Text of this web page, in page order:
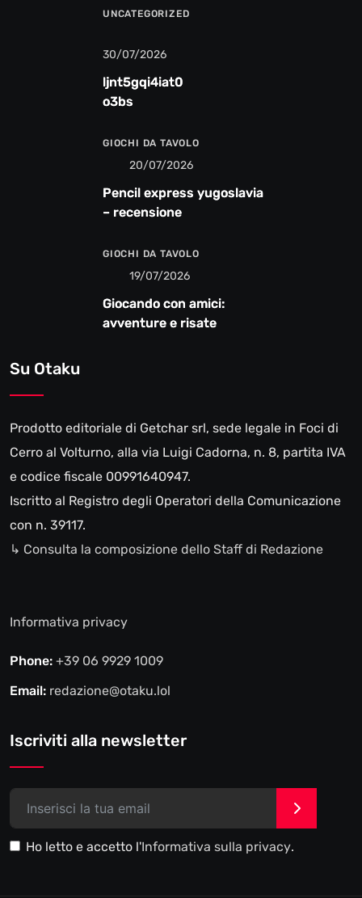
UNCATEGORIZED
30/07/2026
ljnt5gqi4iat0
o3bs
GIOCHI DA TAVOLO
20/07/2026
Pencil express yugoslavia
– recensione
GIOCHI DA TAVOLO
19/07/2026
Giocando con amici:
avventure e risate
Su Otaku
Prodotto editoriale di Getchar srl, sede legale in Foci di
Cerro al Volturno, alla via Luigi Cadorna, n. 8, partita IVA
e codice fiscale 00991640947.
Iscritto al Registro degli Operatori della Comunicazione
con n. 39117.
↳ Consulta la composizione dello Staff di Redazione
Informativa privacy
Phone: +39 06 9929 1009
Email: redazione@otaku.lol
Iscriviti alla newsletter
Ho letto e accetto l'Informativa sulla privacy.
>